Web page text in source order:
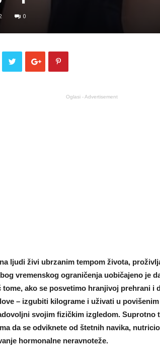
0
Oglasi - Advertisement
ljudi živi ubrzanim tempom života,
vremenskog ograničenja uobičajeno je
tome, ako se posvetimo hranjivoj prehrani i
– izgubiti kilograme i uživati ​​u
svojim fizičkim izgledom. Suprotno
da se odviknete od štetnih navika,
hormonalne neravnoteže.